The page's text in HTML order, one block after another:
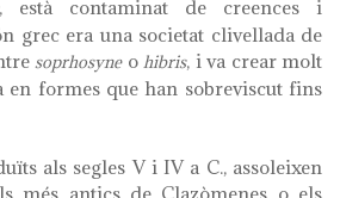
, està contaminat de creences i
grec era una societat clivellada de
soprhosyneohibris, i va crear molt
en formes que han sobreviscut fins
als segles V i IV a C., assoleixen